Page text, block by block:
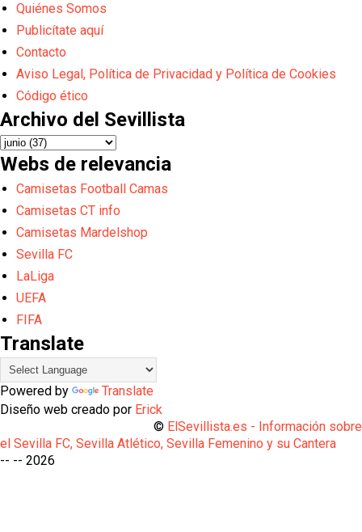
Quiénes Somos
Publicítate aquí
Contacto
Aviso Legal, Política de Privacidad y Política de Cookies
Código ético
Archivo del Sevillista
Webs de relevancia
Camisetas Football Camas
Camisetas CT info
Camisetas Mardelshop
Sevilla FC
LaLiga
UEFA
FIFA
Translate
Powered by
Translate
Diseño web creado por Erick
© ElSevillista.es - Información sobre
el Sevilla FC, Sevilla Atlético, Sevilla Femenino y su Cantera
-- -- 2026